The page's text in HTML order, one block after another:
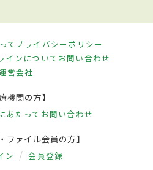
てプライバシーポリシー
インについてお問い合わせ
営会社
機関の方】
あたって お問い合わせ
ファイル会員の方】
ン 会員登録